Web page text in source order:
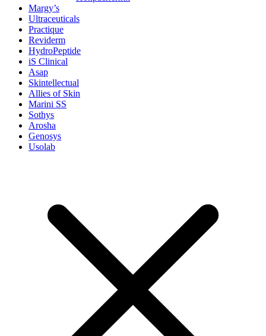
Margy’s
Ultraceuticals
Practique
Reviderm
HydroPeptide
iS Clinical
Asap
Skintellectual
Allies of Skin
Marini SS
Sothys
Arosha
Genosys
Usolab